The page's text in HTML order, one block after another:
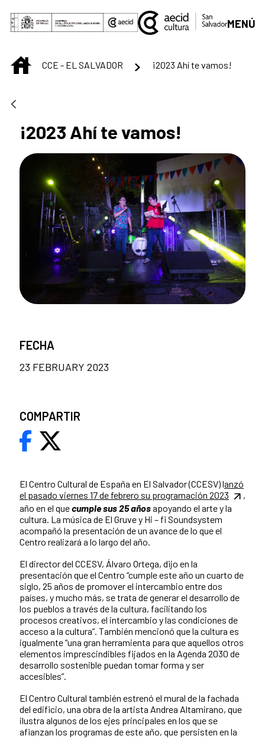
Skip to Main Content
MENÚ
INICIOCCE - EL SALVADOR ¡2023 Ahí te vamos!
¡2023 Ahí te vamos!
El Centro Cultural de España en El Salvador (CCESV) lanzó
el pasado viernes 17 de febrero su programación 2023
,
año en el quecumple sus 25 añosapoyando el arte y la
cultura. La música de El Gruve y Hi – fi Soundsystem
acompañó la presentación de un avance de lo que el
Centro realizará a lo largo del año.
El director del CCESV, Álvaro Ortega, dijo en la
presentación que el Centro “cumple este año un cuarto de
siglo, 25 años de promover el intercambio entre dos
países, y mucho más, se trata de generar el desarrollo de
los pueblos a través de la cultura, facilitando los
procesos creativos, el intercambio y las condiciones de
acceso a la cultura”. También mencionó que la cultura es
igualmente “una gran herramienta para que aquellos otros
elementos imprescindibles fijados en la Agenda 2030 de
desarrollo sostenible puedan tomar forma y ser
accesibles”.
El Centro Cultural también estrenó el mural de la fachada
del edificio, una obra de la artista Andrea Altamirano, que
ilustra algunos de los ejes principales en los que se
afianzan los programas de este año, que persisten en la
FECHA
23 FEBRUARY 2023
COMPARTIR